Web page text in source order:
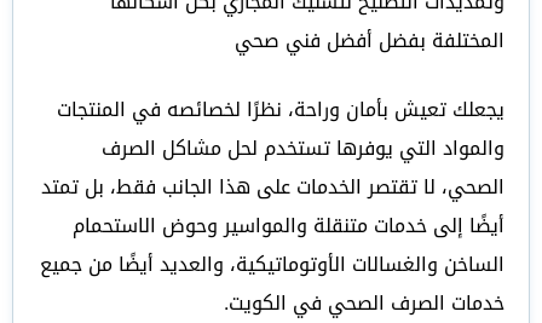
المختلفة بفضل أفضل فني صحي
يجعلك تعيش بأمان وراحة، نظرًا لخصائصه في المنتجات
والمواد التي يوفرها تستخدم لحل مشاكل الصرف
الصحي، لا تقتصر الخدمات على هذا الجانب فقط، بل تمتد
أيضًا إلى خدمات متنقلة والمواسير وحوض الاستحمام
الساخن والغسالات الأوتوماتيكية، والعديد أيضًا من جميع
خدمات الصرف الصحي في الكويت.